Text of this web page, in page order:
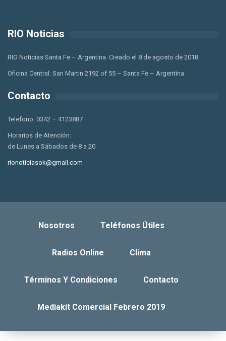
RIO Noticias
RIO Noticias Santa Fe – Argentina. Creado el 8 de agosto de 2018.
Oficina Central: San Martin 2192 of 55 – Santa Fe – Argentina
Contacto
Telefono: 0342 – 4123887
Horarios de Atención:
de Lunes a Sábados de 8 a 20
rionoticiasok@gmail.com
Nosotros Teléfonos Útiles
Radios Online Clima
Términos Y Condiciones Contacto
Mediakit Comercial Febrero 2019